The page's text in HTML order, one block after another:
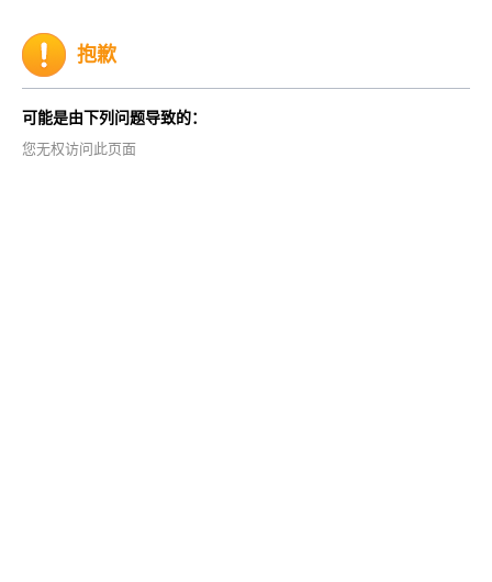
抱歉
可能是由下列问题导致的：
您无权访问此页面